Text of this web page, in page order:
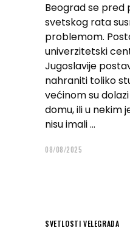
Beograd se pred
svetskog rata
problemom.
univerzitetski
Jugoslavije
nahraniti toliko
većinom su
domu, ili u nekim
nisu imali
08/08/2025
SVETLOSTI VELEGRADA